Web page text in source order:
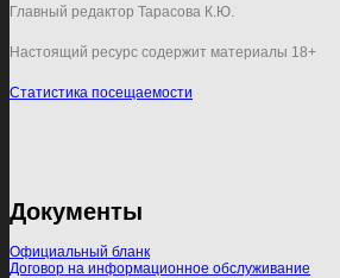
Главный редактор Тарасова К.Ю.
Настоящий ресурс содержит материалы 18+
Статистика посещаемости
Документы
Официальный бланк
Договор на информационное обслуживание